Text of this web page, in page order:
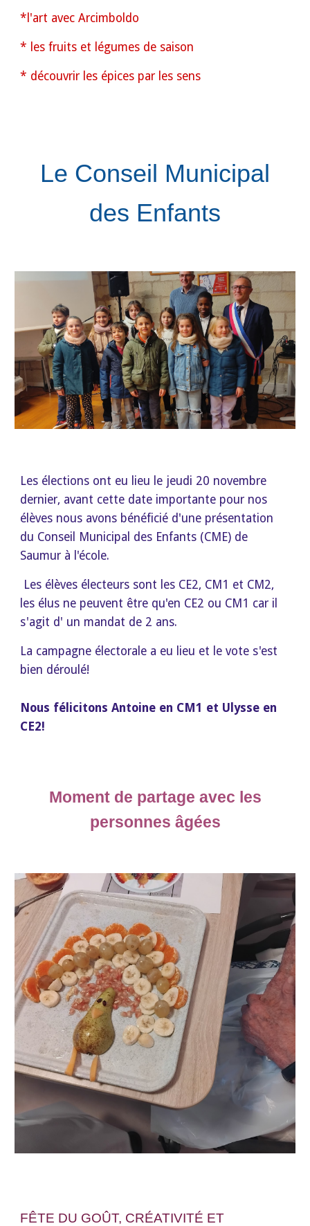
* l'art avec Arcimboldo
* es fruits et légumes de saison
* découvrir les épices par les sens
Le Conseil Municipal
des Enfants
Les élections ont eu lieu le jeudi 20 novembre
dernier, avant cette date importante pour nos
élèves nous avons bénéficié d'une présentation
du Conseil Municipal des Enfants (CME) de
Saumur à l'école.
Les élèves électeurs sont les CE2, CM1 et CM2,
les élus ne peuvent être qu'en CE2 ou CM1 car il
s'agit d' un mandat de 2 ans.
La campagne électorale a eu lieu et le vote s'est
bien déroulé!
Nous félicitons Antoine en CM1 et Ulysse en
CE2!
Moment de partage avec les
personnes âgées
FÊTE DU GOÛT, CRÉATIVITÉ ET